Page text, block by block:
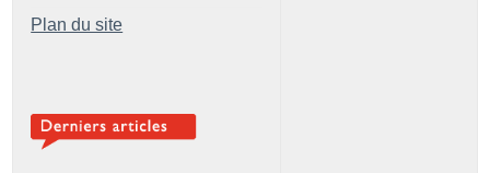
Plan du site